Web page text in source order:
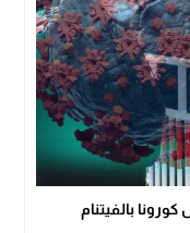
بالفيتنام